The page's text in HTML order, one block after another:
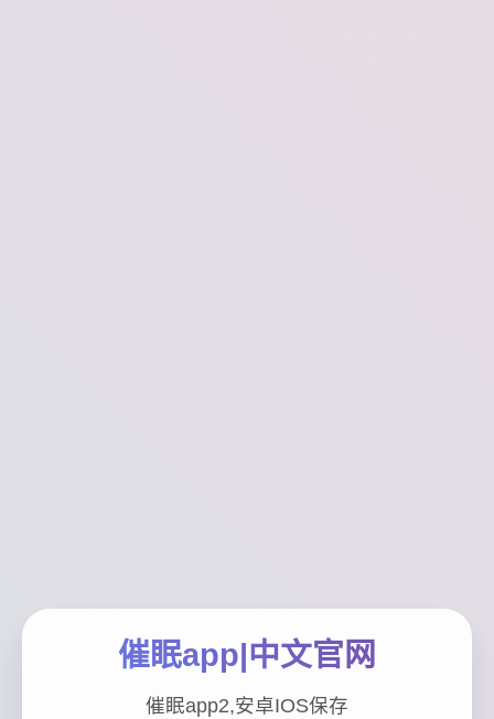
催眠app|中文官网
催眠app2,安卓IOS保存